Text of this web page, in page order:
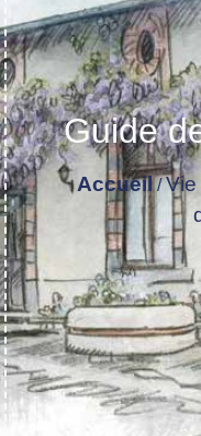
Guide
Accueil/Vie